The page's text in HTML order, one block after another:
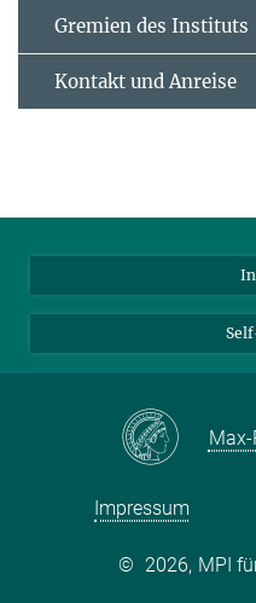
Gremien des Instituts
Kontakt und Anreise
Impressum
© 2026, MPI